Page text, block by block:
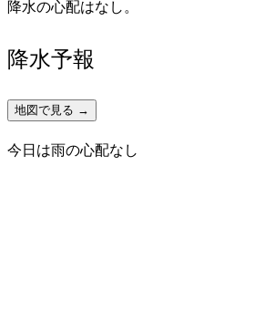
降水の心配はなし。
降水予報
地図で見る →
今日は雨の心配なし